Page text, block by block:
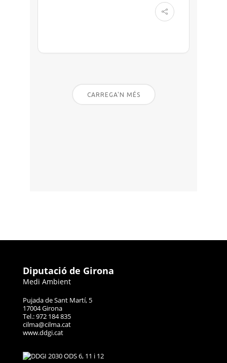
CARREGA'N MÉS
Diputació de Girona
Medi Ambient
Pujada de Sant Martí, 5
17004 Girona
Tel.: 972 184 835
cilma@cilma.cat
www.ddgi.cat